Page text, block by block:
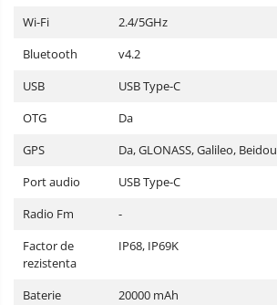
Wi-Fi
2.4/5GHz
Bluetooth
v4.2
USB
USB Type-C
OTG
Da
GPS
Da, GLONASS, Galileo, Beidou
Port audio
USB Type-C
Radio Fm
-
Factor de
rezistenta
IP68, IP69K
Baterie
20000 mAh